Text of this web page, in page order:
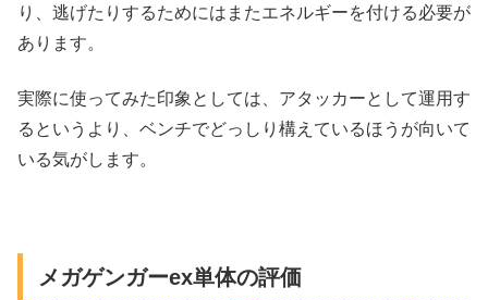
り、逃げたりするためにはまたエネルギーを付ける必要が
あります。
実際に使ってみた印象としては、アタッカーとして運用す
るというより、ベンチでどっしり構えているほうが向いて
いる気がします。
メガゲンガーex単体の評価